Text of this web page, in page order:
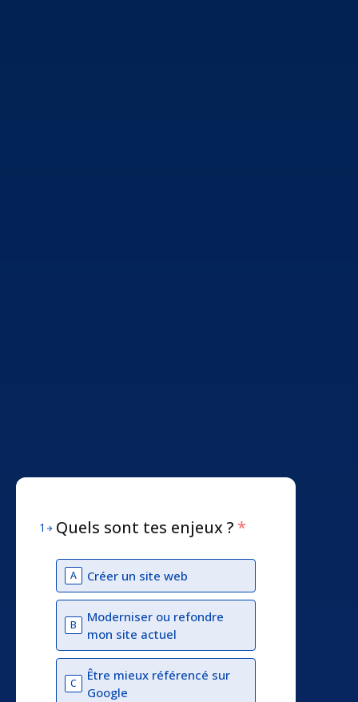
1 Quels sont tes enjeux ? *
A Créer un site web
B
Moderniser ou refondre
mon site actuel
C
Être mieux référencé sur
Google